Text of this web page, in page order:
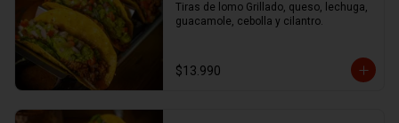
Tiras de lomo Grillado, queso, lechuga,
guacamole, cebolla y cilantro.
$13.990